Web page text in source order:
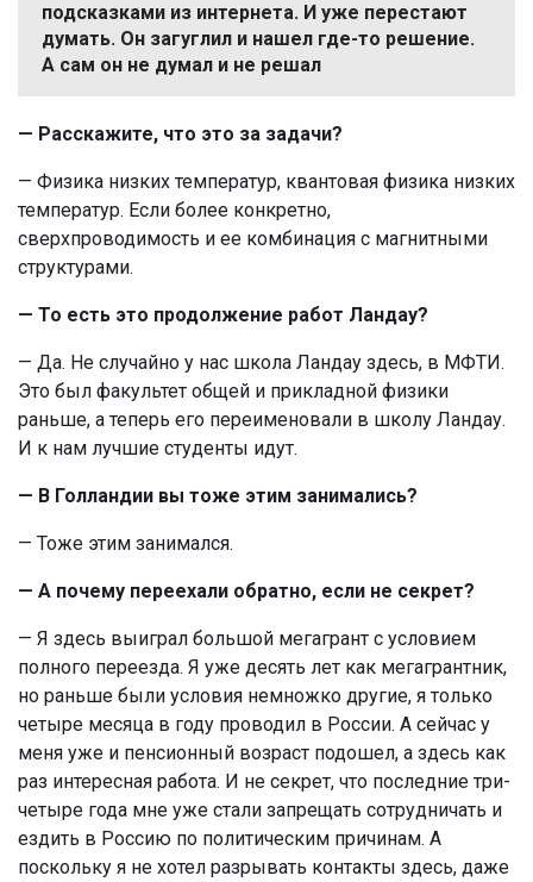
подсказками из интернета. И уже перестают
думать. Он загуглил и нашел где-то решение.
А сам он не думал и не решал
— Расскажите, что это за задачи?
— Физика низких температур, квантовая физика низких
температур. Если более конкретно,
сверхпроводимость и ее комбинация с магнитными
структурами.
— То есть это продолжение работ Ландау?
— Да. Не случайно у нас школа Ландау здесь, в МФТИ.
Это был факультет общей и прикладной физики
раньше, а теперь его переименовали в школу Ландау.
И к нам лучшие студенты идут.
— В Голландии вы тоже этим занимались?
— Тоже этим занимался.
— А почему переехали обратно, если не секрет?
— Я здесь выиграл большой мегагрант с условием
полного переезда. Я уже десять лет как мегагрантник,
но раньше были условия немножко другие, я только
четыре месяца в году проводил в России. А сейчас у
меня уже и пенсионный возраст подошел, а здесь как
раз интересная работа. И не секрет, что последние три-
четыре года мне уже стали запрещать сотрудничать и
ездить в Россию по политическим причинам. А
поскольку я не хотел разрывать контакты здесь, даже